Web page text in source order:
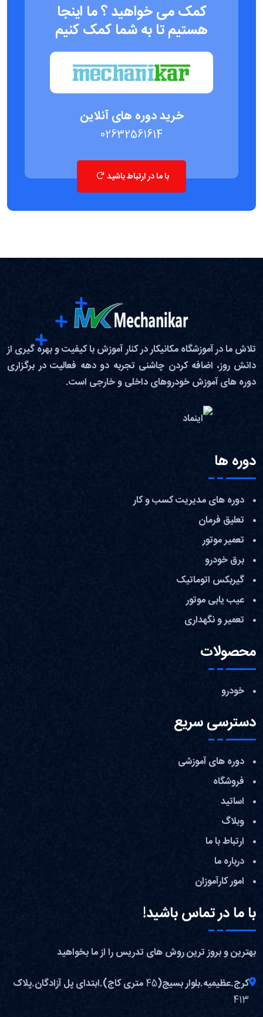
کمک می خواهید ؟ ما اینجا
هستیم تا به شما کمک کنیم
خرید دوره های آنلاین
02632561614
با ما در ارتباط باشید
تلاش ما در آموزشگاه مکانیکار در کنار آموزش با کیفیت و بهره گیری از
دانش روز، اضافه کردن چاشنی تجربه دو دهه فعالیت در برگزاری
دوره های آموزش خودروهای داخلی و خارجی است.
دوره ها
دوره های مدیریت کسب و کار
تعلیق فرمان
تعمیر موتور
برق خودرو
گیربکس اتوماتیک
عیب یابی موتور
تعمیر و نگهداری
محصولات
خودرو
دسترسی سریع
دوره های آموزشی
فروشگاه
اساتید
وبلاگ
ارتباط با ما
درباره ما
امور کارآموزان
با ما در تماس باشید!
بهترین و بروز ترین روش های تدریس را از ما بخواهید
کرج.عظیمیه.بلوار بسیج(45 متری کاج).ابتدای پل آزادگان.پلاک
413